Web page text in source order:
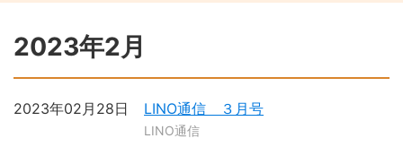
2023年2月
LINO通信 ３月号
2023年02月28日
LINO通信